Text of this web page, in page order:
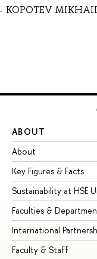
KOPOTEV
ABOUT
About
Key Figures & Facts
Sustainability at HSE
Faculties &
International
Faculty & Staff